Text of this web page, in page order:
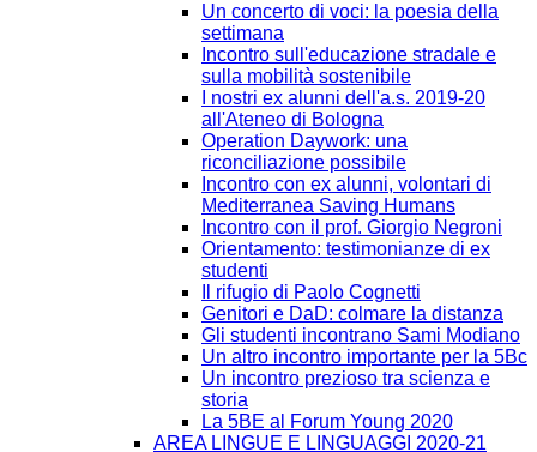
Un concerto di voci: la poesia della
settimana
Incontro sull'educazione stradale e
sulla mobilità sostenibile
I nostri ex alunni dell'a.s. 2019-20
all'Ateneo di Bologna
Operation Daywork: una
riconciliazione possibile
Incontro con ex alunni, volontari di
Mediterranea Saving Humans
Incontro con il prof. Giorgio Negroni
Orientamento: testimonianze di ex
studenti
Il rifugio di Paolo Cognetti
Genitori e DaD: colmare la distanza
Gli studenti incontrano Sami Modiano
Un altro incontro importante per la 5Bc
Un incontro prezioso tra scienza e
storia
La 5BE al Forum Young 2020
AREA LINGUE E LINGUAGGI 2020-21